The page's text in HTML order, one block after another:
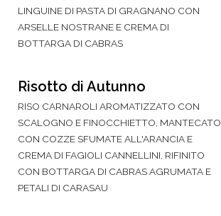
LINGUINE DI PASTA DI GRAGNANO CON
ARSELLE NOSTRANE E CREMA DI
BOTTARGA DI CABRAS
Risotto di Autunno
RISO CARNAROLI AROMATIZZATO CON
SCALOGNO E FINOCCHIETTO, MANTECATO
CON COZZE SFUMATE ALL'ARANCIA E
CREMA DI FAGIOLI CANNELLINI, RIFINITO
CON BOTTARGA DI CABRAS AGRUMATA E
PETALI DI CARASAU